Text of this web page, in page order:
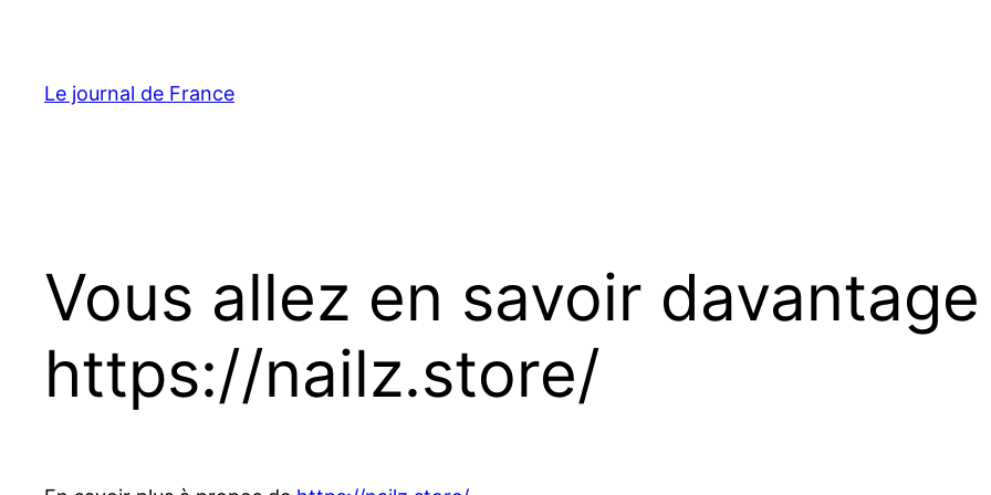
contenu
Le journal de France
Vous allez en savoir davantage
https://nailz.store/